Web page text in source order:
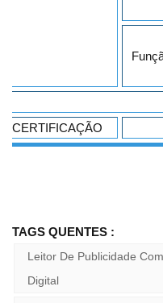
CERTIFICAÇÃO
TAGS QUENTES :
Leitor De Publicidade
Digital